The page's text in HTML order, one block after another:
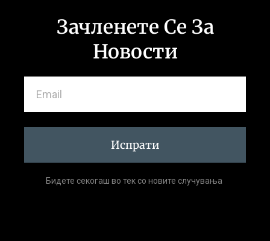
Зачленете Се За
Новости
Испрати
Бидете секогаш во тек со новите случувања